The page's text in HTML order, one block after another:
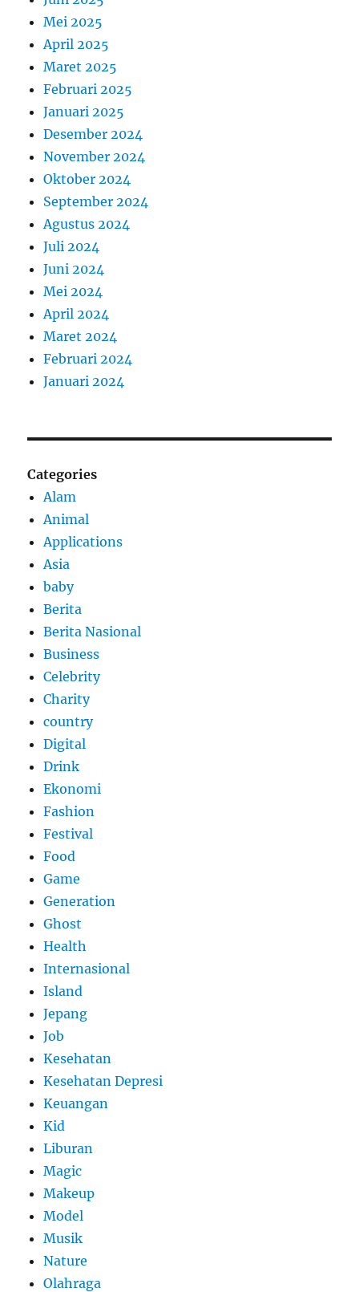
Mei 2025
April 2025
Maret 2025
Februari 2025
Januari 2025
Desember 2024
November 2024
Oktober 2024
September 2024
Agustus 2024
Juli 2024
Juni 2024
Mei 2024
April 2024
Maret 2024
Februari 2024
Januari 2024
Categories
Alam
Animal
Applications
Asia
baby
Berita
Berita Nasional
Business
Celebrity
Charity
country
Digital
Drink
Ekonomi
Fashion
Festival
Food
Game
Generation
Ghost
Health
Internasional
Island
Jepang
Job
Kesehatan
Kesehatan Depresi
Keuangan
Kid
Liburan
Magic
Makeup
Model
Musik
Nature
Olahraga